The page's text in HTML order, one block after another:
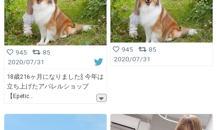
945
85
2020/07/31
18歳216ヶ月になりました🍾 今年は
立ち上げたアパレルショップ
【Epetic
945
85
2020/07/31